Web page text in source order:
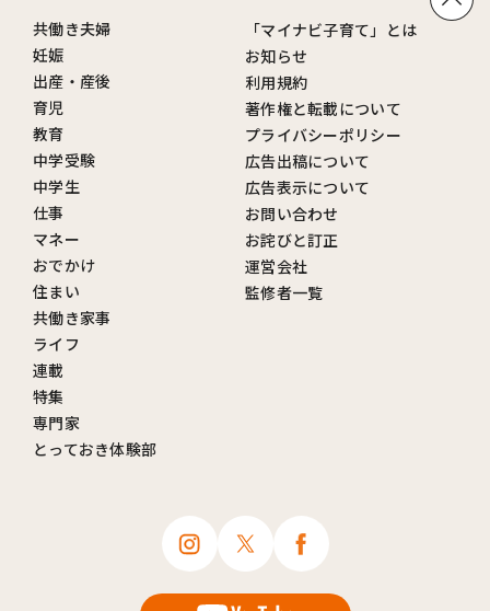
共働き夫婦
妊娠
出産・産後
育児
教育
中学受験
中学生
仕事
マネー
おでかけ
住まい
共働き家事
ライフ
連載
特集
専門家
とっておき体験部
「マイナビ子育て」とは
お知らせ
利用規約
著作権と転載について
プライバシーポリシー
広告出稿について
広告表示について
お問い合わせ
お詫びと訂正
運営会社
監修者一覧